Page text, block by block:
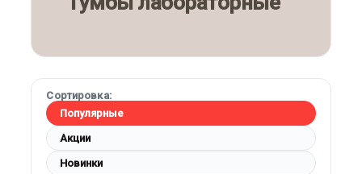
Сортировка:
Популярные
Акции
Новинки